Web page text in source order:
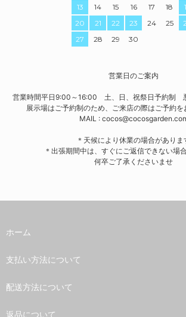
13
14 15 16 17 18
20
21 22 23 24 25
27
28 29 30
営業日のご案内
営業時間平日9:00～16:00 土、日、祝祭日予約制
展示場はご予約制のため、ご来店の際はご予約を
MAIL :
＊天候により休業の場合がありま
＊出張期間中は、すぐにご返信できない場
何卒ご了承くださいませ
ホーム
支払い方法について
配送方法について
返品について